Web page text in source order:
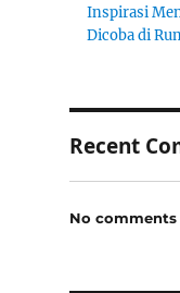
Inspirasi
Dicoba di
Recent
No